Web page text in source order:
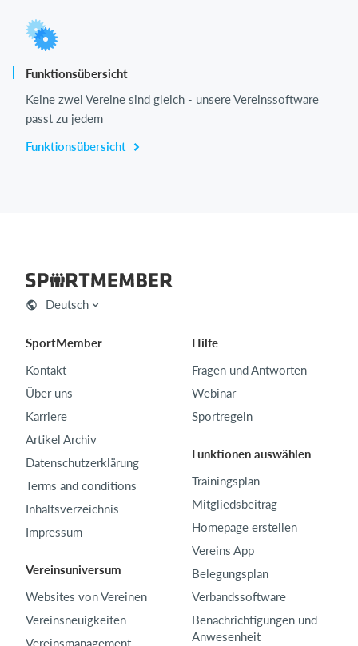
Funktionsübersicht
Keine zwei Vereine sind gleich - unsere Vereinssoftware
passt zu jedem
Funktionsübersicht
Deutsch
SportMember
Kontakt
Über uns
Karriere
Artikel Archiv
Datenschutzerklärung
Terms and conditions
Inhaltsverzeichnis
Impressum
Vereinsuniversum
Websites von Vereinen
Vereinsneuigkeiten
Vereinsmanagement
Hilfe
Fragen und Antworten
Webinar
Sportregeln
Funktionen auswählen
Trainingsplan
Mitgliedsbeitrag
Homepage erstellen
Vereins App
Belegungsplan
Verbandssoftware
Benachrichtigungen und
Anwesenheit